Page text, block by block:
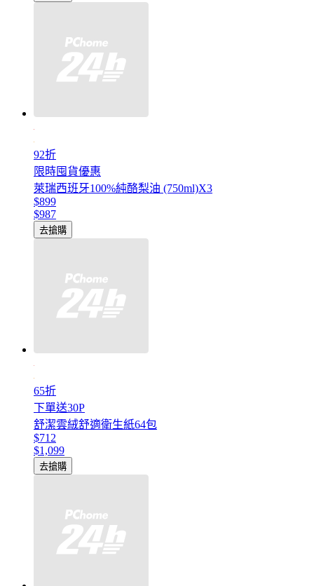
92折
限時囤貨優惠
萊瑞西班牙100%純酪梨油 (750ml)X3
$899
$987
去搶購
65折
下單送30P
舒潔雲絨舒適衛生紙64包
$712
$1,099
去搶購